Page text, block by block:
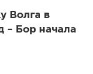
Волга в
– Бор начала